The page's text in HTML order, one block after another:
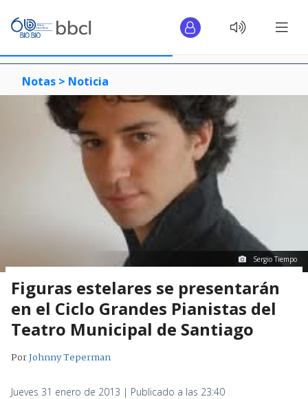
Notas > Noticia
Sergio Tiempo
Figuras estelares se presentarán
en el Ciclo Grandes Pianistas del
Teatro Municipal de Santiago
PorJohnny Teperman
Jueves 31 enero de 2013 | Publicado a las 23:40